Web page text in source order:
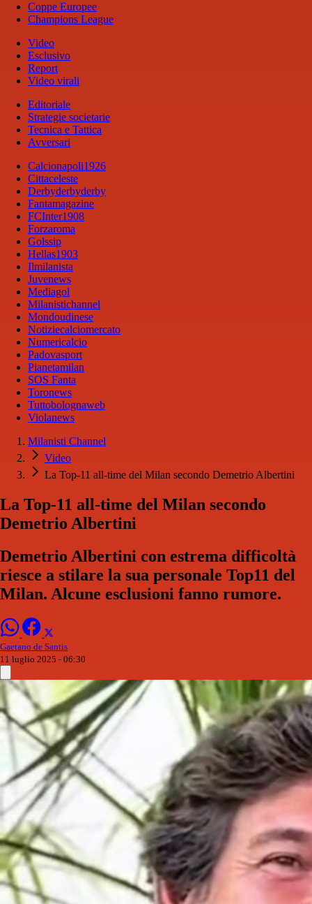
Coppe Europee
Champions League
Video
Esclusivo
Report
Video virali
Editoriale
Strategie societarie
Tecnica e Tattica
Avversari
Calcionapoli1926
Cittaceleste
Derbyderbyderby
Fantamagazine
FCInter1908
Forzaroma
Golssip
Hellas1903
Ilmilanista
Juvenews
Mediagol
Milanistichannel
Mondoudinese
Notiziecalciomercato
Numericalcio
Padovasport
Pianetamilan
SOS Fanta
Toronews
Tuttobolognaweb
Violanews
Milanisti Channel
Video
La Top-11 all-time del Milan secondo Demetrio Albertini
La Top-11 all-time del Milan secondo
Demetrio Albertini
Demetrio Albertini con estrema difficoltà
riesce a stilare la sua personale Top11 del
Milan. Alcune esclusioni fanno rumore.
Gaetano de Santis
11 luglio 2025 - 06:30